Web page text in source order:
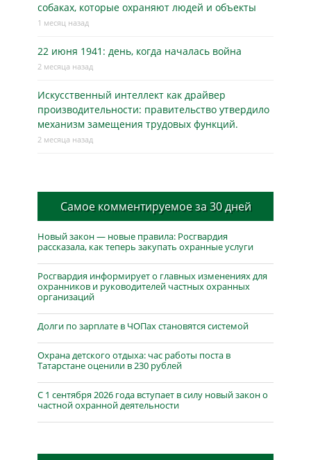
собаках, которые охраняют людей и объекты
1 месяц назад
22 июня 1941: день, когда началась война
2 месяца назад
Искусственный интеллект как драйвер
производительности: правительство утвердило
механизм замещения трудовых функций.
2 месяца назад
Самое комментируемое за 30 дней
Новый закон — новые правила: Росгвардия
рассказала, как теперь закупать охранные услуги
Росгвардия информирует о главных изменениях для
охранников и руководителей частных охранных
организаций
Долги по зарплате в ЧОПах становятся системой
Охрана детского отдыха: час работы поста в
Татарстане оценили в 230 рублей
С 1 сентября 2026 года вступает в силу новый закон о
частной охранной деятельности